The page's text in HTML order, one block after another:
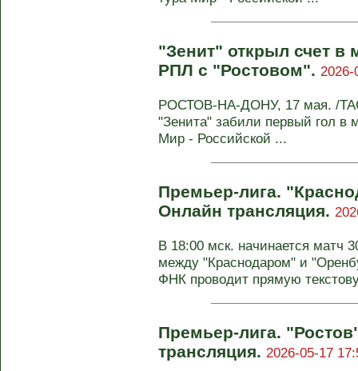
"Зенит" открыл счет в
РПЛ с "Ростовом". 2026-
РОСТОВ-НА-ДОНУ, 17 мая. /
"Зенита" забили первый гол в
Мир - Российской ...
Премьер-лига.
Онлайн трансляция.
В 18:00 мск. начинается матч
между "Краснодаром" и
ФНК проводит прямую
Премьер-лига.
трансляция. 2026-05-17